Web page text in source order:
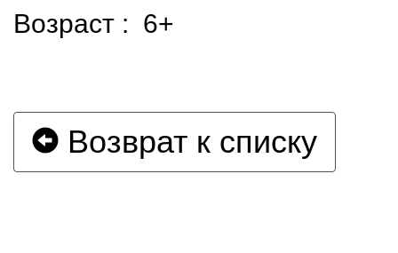
Возраст : 6+
Возврат к списку